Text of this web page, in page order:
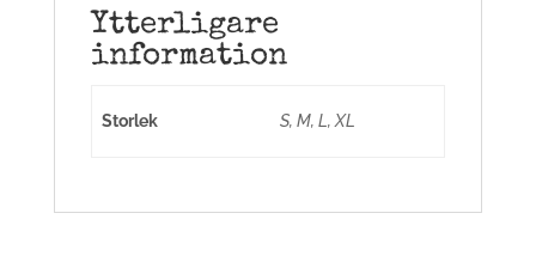
Ytterligare
information
Storlek S, M, L, XL